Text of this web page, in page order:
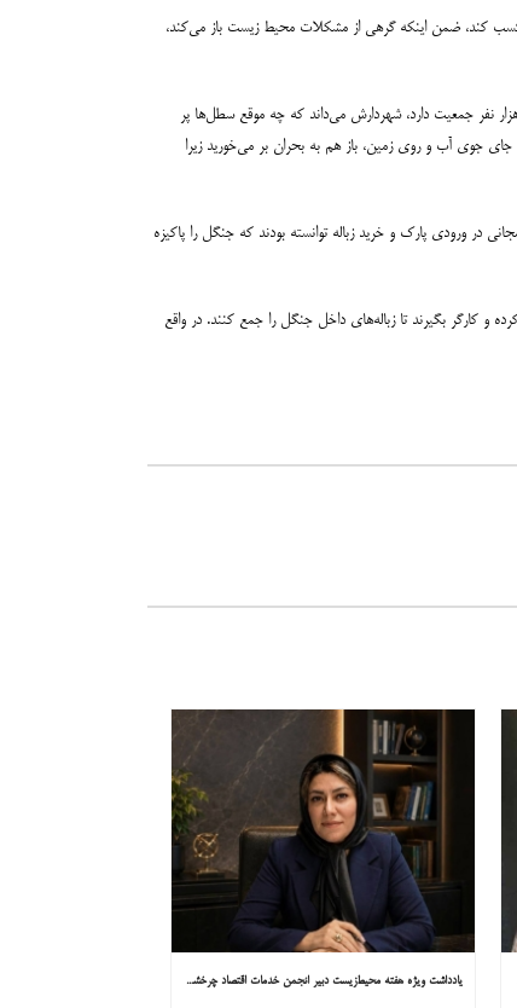
کسب کند، ضمن اینکه گرهی از مشکلات محیط زیست باز می‌کند،
بازیافت گفت: وقتی سطل زباله در ایام نوروز به اندازه کافی وجود ندارد و سطل‌های موجود به سرعت خالی نمی‌شود، بدیهی است که زباله انباشته شود. شهری که ۵۰۰ هزار نفر جمعیت دارد، شهردارش می‌داند که چه موقع سطل‌ها پر
جوی آب و روی زمین، باز هم به بحران بر می‌خورید زیرا
در ورودی پارک و خرید زباله توانسته بودند که جنگل را پاکیزه
و کارگر بگیرند تا زباله‌های داخل جنگل را جمع کنند. در واقع
یادداشت ویژه هفته محیط‌زیست دبیر انجمن خدمات اقتصاد چرخشی در همشهری: «چرا معادن جدید جهان زیر زمین نیستند؟»